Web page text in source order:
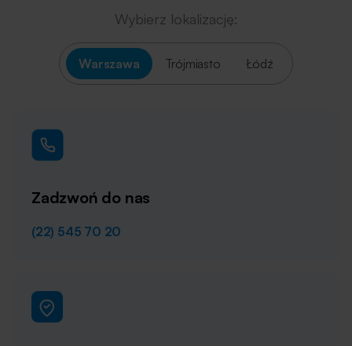
Wybierz lokalizację:
Warszawa Trójmiasto Łódź
Zadzwoń do nas
(22) 545 70 20